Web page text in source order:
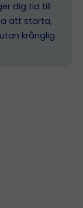
dig tid till
att starta,
krånglig